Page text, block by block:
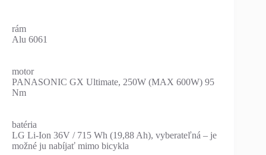
rám
Alu 6061
motor
PANASONIC GX Ultimate, 250W (MAX 600W) 95
Nm
batéria
LG Li-Ion 36V / 715 Wh (19,88 Ah), vyberateľná – je
možné ju nabíjať mimo bicykla